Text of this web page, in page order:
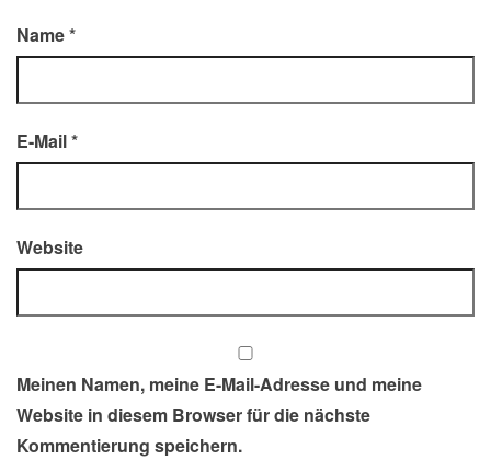
Name*
E-Mail*
Website
Meinen Namen, meine E-Mail-Adresse und meine
Website in diesem Browser für die nächste
Kommentierung speichern.